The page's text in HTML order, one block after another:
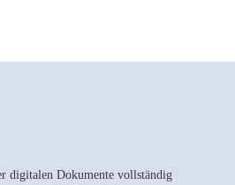
digitalen Dokumente vollständig